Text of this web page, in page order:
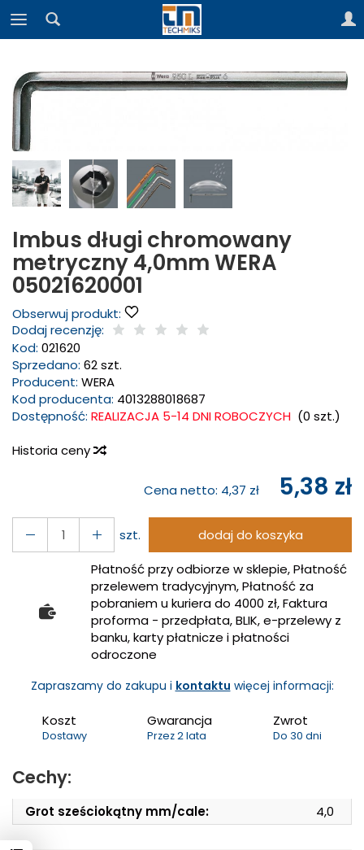
Imbus długi chromowany
metryczny 4,0mm WERA
05021620001
Obserwuj produkt:
Dodaj recenzję:
Kod: 021620
Sprzedano: 62 szt.
Producent: WERA
Kod producenta: 4013288018687
Dostępność: REALIZACJA 5-14 DNI ROBOCZYCH (0 szt.)
Historia ceny
Cena netto: 4,37 zł 5,38 zł
szt.
dodaj do koszyka
Płatność przy odbiorze w sklepie, Płatność
przelewem tradycyjnym, Płatność za
pobraniem u kuriera do 4000 zł, Faktura
proforma - przedpłata, BLIK, e-przelewy z
banku, karty płatnicze i płatności
odroczone
Zapraszamy do zakupu i kontaktu więcej informacji:
Koszt
Dostawy
Gwarancja
Przez 2 lata
Zwrot
Do 30 dni
Cechy:
Grot sześciokątny mm/cale: 4,0